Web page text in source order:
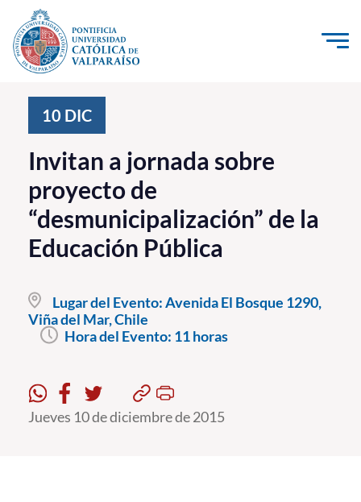
Click acá para ir directamente al contenido
Investigación, Creación e Innovación
PUCV Internacional
Vinculación con el Medio
Admisión
Pregrado
Postgrado
Estudiantes
10 DIC
Invitan a jornada sobre
proyecto de
“desmunicipalización” de la
Educación Pública
Lugar del Evento:Avenida El Bosque 1290,
Viña del Mar, Chile
Hora del Evento: 11 horas
Jueves 10 de diciembre de 2015